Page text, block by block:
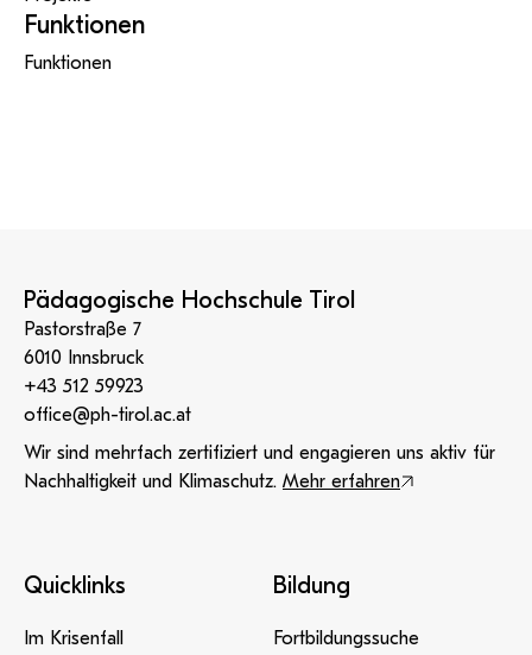
Funktionen
Funktionen
Pädagogische Hochschule Tirol
Pastorstraße 7
6010 Innsbruck
+43 512 59923
office@ph-tirol.ac.at
Wir sind mehrfach zertifiziert und engagieren uns aktiv für
Nachhaltigkeit und Klimaschutz. Mehr erfahren
Quicklinks
Im Krisenfall
Bildung
Fortbildungssuche
recherchierte Kurzvideos und
Dokumentationen in
öffentlich-rechtlicher Qualität.
Support
wissenschaftlichen Arbeiten
Web-basiertes Tool zum
Dateien.
ServiceWebHilfe
BA/MA Anträge,
Forschungsanträge, Formulare,
Ideen und Verbesserungen Campus
Login Webredaktion